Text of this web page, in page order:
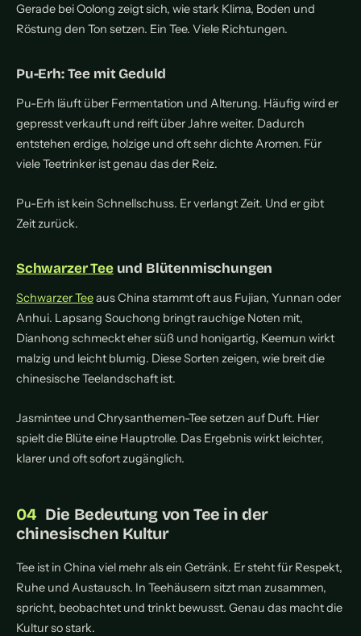
Gerade bei Oolong zeigt sich, wie stark Klima, Boden und
Röstung den Ton setzen. Ein Tee. Viele Richtungen.
Pu-Erh: Tee mit Geduld
Pu-Erh läuft über Fermentation und Alterung. Häufig wird er
gepresst verkauft und reift über Jahre weiter. Dadurch
entstehen erdige, holzige und oft sehr dichte Aromen. Für
viele Teetrinker ist genau das der Reiz.
Pu-Erh ist kein Schnellschuss. Er verlangt Zeit. Und er gibt
Zeit zurück.
Schwarzer Teeund Blütenmischungen
Schwarzer Teeaus China stammt oft aus Fujian, Yunnan oder
Anhui. Lapsang Souchong bringt rauchige Noten mit,
Dianhong schmeckt eher süß und honigartig, Keemun wirkt
malzig und leicht blumig. Diese Sorten zeigen, wie breit die
chinesische Teelandschaft ist.
Jasmintee und Chrysanthemen-Tee setzen auf Duft. Hier
spielt die Blüte eine Hauptrolle. Das Ergebnis wirkt leichter,
klarer und oft sofort zugänglich.
Die Bedeutung von Tee in der
chinesischen Kultur
Tee ist in China viel mehr als ein Getränk. Er steht für Respekt,
Ruhe und Austausch. In Teehäusern sitzt man zusammen,
spricht, beobachtet und trinkt bewusst. Genau das macht die
Kultur so stark.